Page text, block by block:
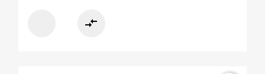
compare_arrows